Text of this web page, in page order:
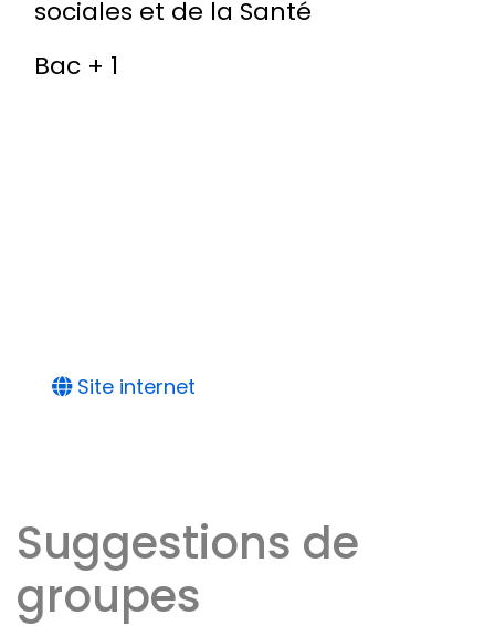
sociales et de la Santé
Bac + 1
Site internet
Suggestions de
groupes